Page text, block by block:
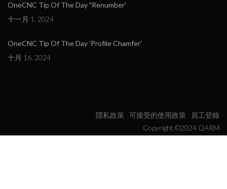
OneCNC Tip Of The Day "Renumber'
十一月 1, 2024
OneCNC Tip Of The Day 'Profile Chamfer'
十月 16, 2024
隱私政策 可接受的使用政策
員工登錄
Copyright ©2024 QARM